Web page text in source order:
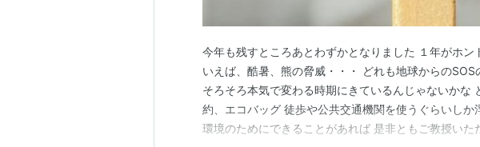
今年も残すところあとわずかとなりました １年がホン
いえば、酷暑、熊の脅威・・・ どれも地球からの
そろそろ本気で変わる時期にきているんじゃないかな
約、エコバッグ 徒歩や公共交通機関を使うぐらいし
環境のためにできることがあれば 是非ともご教授いた